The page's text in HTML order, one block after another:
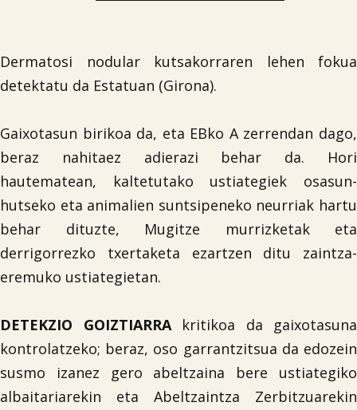
Dermatosi nodular kutsakorraren lehen fokua
detektatu da Estatuan (Girona).
Gaixotasun birikoa da, eta EBko A zerrendan dago,
beraz nahitaez adierazi behar da. Hori
hautematean, kaltetutako ustiategiek osasun-
hutseko eta animalien suntsipeneko neurriak hartu
behar dituzte, Mugitze murrizketak eta
derrigorrezko txertaketa ezartzen ditu zaintza-
eremuko ustiategietan.
DETEKZIO GOIZTIARRAkritikoa da gaixotasuna
kontrolatzeko; beraz, oso garrantzitsua da edozein
susmo izanez gero abeltzaina bere ustiategiko
albaitariarekin eta Abeltzaintza Zerbitzuarekin